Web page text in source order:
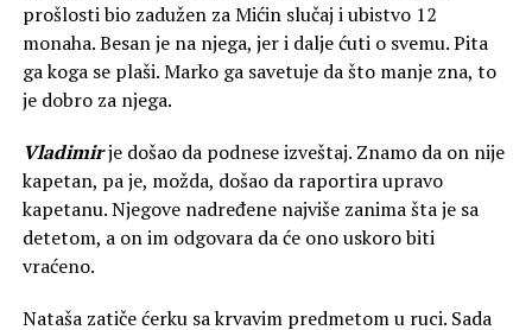
prošlosti bio zadužen za Mićin slučaj i ubistvo 12
monaha. Besan je na njega, jer i dalje ćuti o svemu. Pita
ga koga se plaši. Marko ga savetuje da što manje zna, to
je dobro za njega.
Vladimirje došao da podnese izveštaj. Znamo da on nije
kapetan, pa je, možda, došao da raportira upravo
kapetanu. Njegove nadređene najviše zanima šta je sa
detetom, a on im odgovara da će ono uskoro biti
vraćeno.
Nataša zatiče ćerku sa krvavim predmetom u ruci. Sada